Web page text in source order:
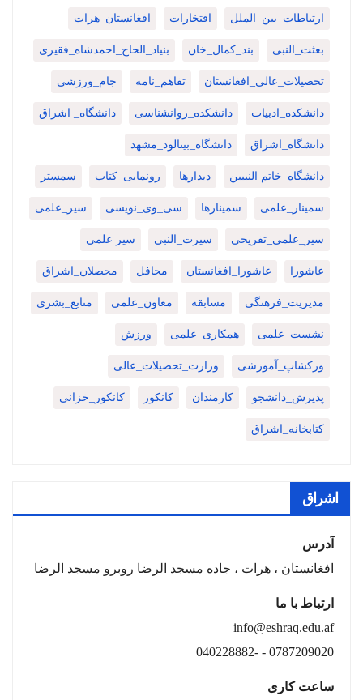
ارتباطات_بین_الملل افتخارات افغانستان_هرات
بعثت_النبی بند_کمال_خان بنیاد_الحاج_احمدشاه_فقیری
تحصیلات_عالی_افغانستان تفاهم_نامه جام_ورزشی
دانشکده_ادبیات دانشکده_روانشناسی دانشگاه_ اشراق
دانشگاه_اشراق دانشگاه_بینالود_مشهد
دانشگاه_خاتم النبیین دیدارها رونمایی_کتاب سمستر
سمینار_علمی سمینارها سی_وی_نویسی سیر_علمی
سیر_علمی_تفریحی سیرت_النبی سیر علمی
عاشورا عاشورا_افغانستان محافل محصلان_اشراق
مدیریت_فرهنگی مسابقه معاون_علمی منابع_بشری
نشست_علمی همکاری_علمی ورزش
ورکشاپ_آموزشی وزارت_تحصیلات_عالی
پذیرش_دانشجو کارمندان کانکور کانکور_خزانی
کتابخانه_اشراق
اشراق
آدرس
افغانستان ، هرات ، جاده مسجد الرضا روبرو مسجد الرضا
ارتباط با ما
info@eshraq.edu.af
0787209020 - -040228882
ساعت کاری